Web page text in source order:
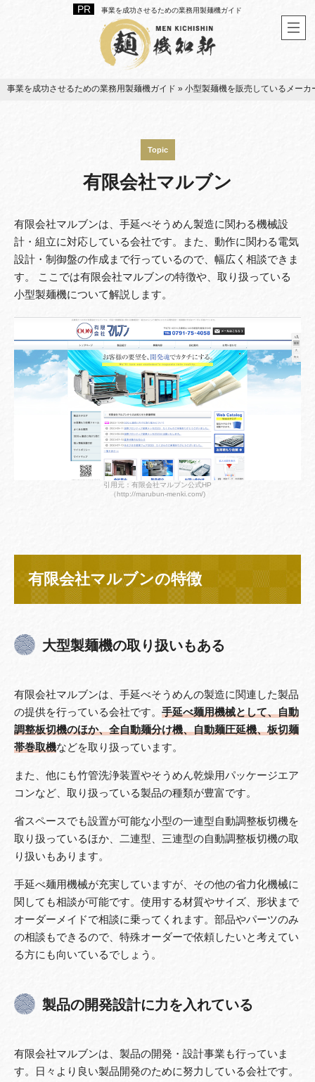
事業を成功させるための業務用製麺機ガイド
事業を成功させるための業務用製麺機ガイド » 小型製麺機を販売しているメーカ
Topic
有限会社マルブン
有限会社マルブンは、手延べそうめん製造に関わる機械設
計・組立に対応している会社です。また、動作に関わる電気
設計・制御盤の作成まで行っているので、幅広く相談できま
す。 ここでは有限会社マルブンの特徴や、取り扱っている
小型製麺機について解説します。
引用元：有限会社マルブン公式HP
（http://marubun-menki.com/)
有限会社マルブンの特徴
大型製麺機の取り扱いもある
有限会社マルブンは、手延べそうめんの製造に関連した製品
の提供を行っている会社です。 手延べ麺用機械として、自動
調整板切機のほか、全自動麺分け機、自動麺圧延機、板切麺
帯巻取機などを取り扱っています。
また、他にも竹管洗浄装置やそうめん乾燥用パッケージエア
コンなど、取り扱っている製品の種類が豊富です。
省スペースでも設置が可能な小型の一連型自動調整板切機を
取り扱っているほか、二連型、三連型の自動調整板切機の取
り扱いもあります。
手延べ麺用機械が充実していますが、その他の省力化機械に
関しても相談が可能です。使用する材質やサイズ、形状まで
オーダーメイドで相談に乗ってくれます。部品やパーツのみ
の相談もできるので、特殊オーダーで依頼したいと考えてい
る方にも向いているでしょう。
製品の開発設計に力を入れている
有限会社マルブンは、製品の開発・設計事業も行っていま
す。日々より良い製品開発のために努力している会社です。